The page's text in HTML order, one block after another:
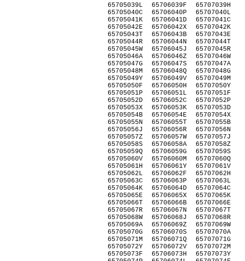
65705039L
65705040C
65705041K
65705042E
65705043T
65705044R
65705045W
65705046A
65705047G
65705048M
65705049Y
65705050F
65705051P
65705052D
65705053X
65705054B
65705055N
65705056J
65705057Z
65705058S
65705059Q
65705060V
65705061H
65705062L
65705063C
65705064K
65705065E
65705066T
65705067R
65705068W
65705069A
65705070G
65705071M
65705072Y
65705073F
65706039F
65706040P
65706041D
65706042X
65706043B
65706044N
65706045J
65706046Z
65706047S
65706048Q
65706049V
65706050H
65706051L
65706052C
65706053K
65706054E
65706055T
65706056R
65706057W
65706058A
65706059G
65706060M
65706061Y
65706062F
65706063P
65706064D
65706065X
65706066B
65706067N
65706068J
65706069Z
65706070S
65706071Q
65706072V
65706073H
65707039H
65707040L
65707041C
65707042K
65707043E
65707044T
65707045R
65707046W
65707047A
65707048G
65707049M
65707050Y
65707051F
65707052P
65707053D
65707054X
65707055B
65707056N
65707057J
65707058Z
65707059S
65707060Q
65707061V
65707062H
65707063L
65707064C
65707065K
65707066E
65707067T
65707068R
65707069W
65707070A
65707071G
65707072M
65707073Y